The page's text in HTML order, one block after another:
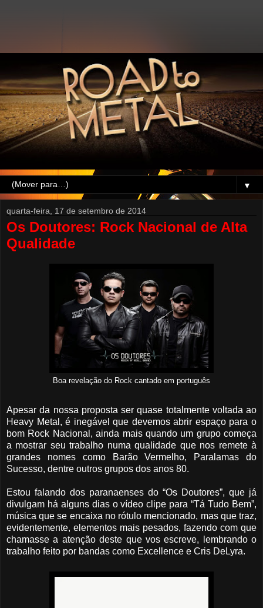
▼
quarta-feira, 17 de setembro de 2014
Os Doutores: Rock Nacional de Alta
Qualidade
Boa revelação do Rock cantado em português
Apesar da nossa proposta ser quase totalmente voltada ao
Heavy Metal, é inegável que devemos abrir espaço para o
bom Rock Nacional, ainda mais quando um grupo começa
a mostrar seu trabalho numa qualidade que nos remete à
grandes nomes como Barão Vermelho, Paralamas do
Sucesso, dentre outros grupos dos anos 80.
Estou falando dos paranaenses do “Os Doutores”, que já
divulgam há alguns dias o vídeo clipe para “Tá Tudo Bem”,
música que se encaixa no rótulo mencionado, mas que traz,
evidentemente, elementos mais pesados, fazendo com que
chamasse a atenção deste que vos escreve, lembrando o
trabalho feito por bandas como Excellence e Cris DeLyra.